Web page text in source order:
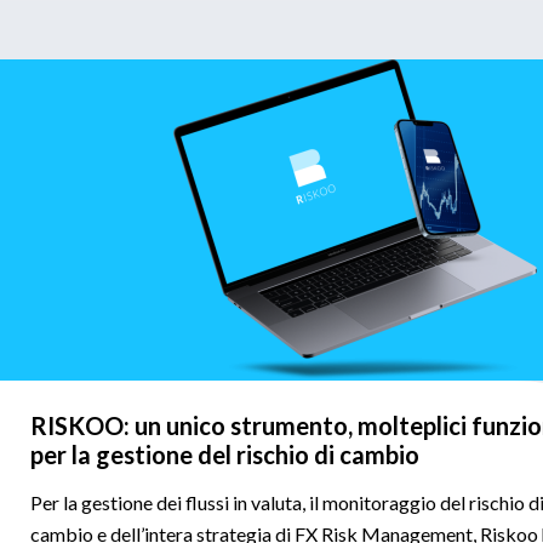
RISKOO: un unico strumento, molteplici
per la gestione del rischio di cambio
Per la gestione dei flussi in valuta, il monitoraggio del rischio di
cambio e dell’intera strategia di FX Risk Management, Riskoo